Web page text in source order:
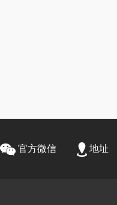
官方微信 地址